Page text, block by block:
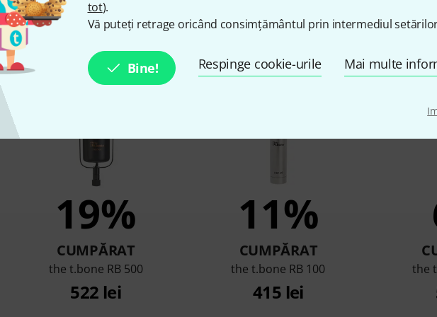
tot).
Vă puteți retrage oricând consimțământul prin intermediul
Bine! Respinge cookie-urile Mai multe
au cumpărat clienții care au văzut
19%
CUMPĂRAT
the t.bone RB 500
522 lei
11%
CUMPĂRAT
the t.bone RB 100
415 lei
the